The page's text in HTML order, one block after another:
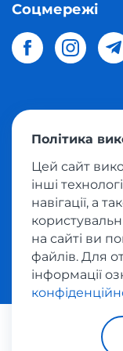
Соцмережі
магазинів
Умови
За транзакції
Політика
Цей сайт
інші
навігації, а
на сайті ви
файлів. Для
інформації